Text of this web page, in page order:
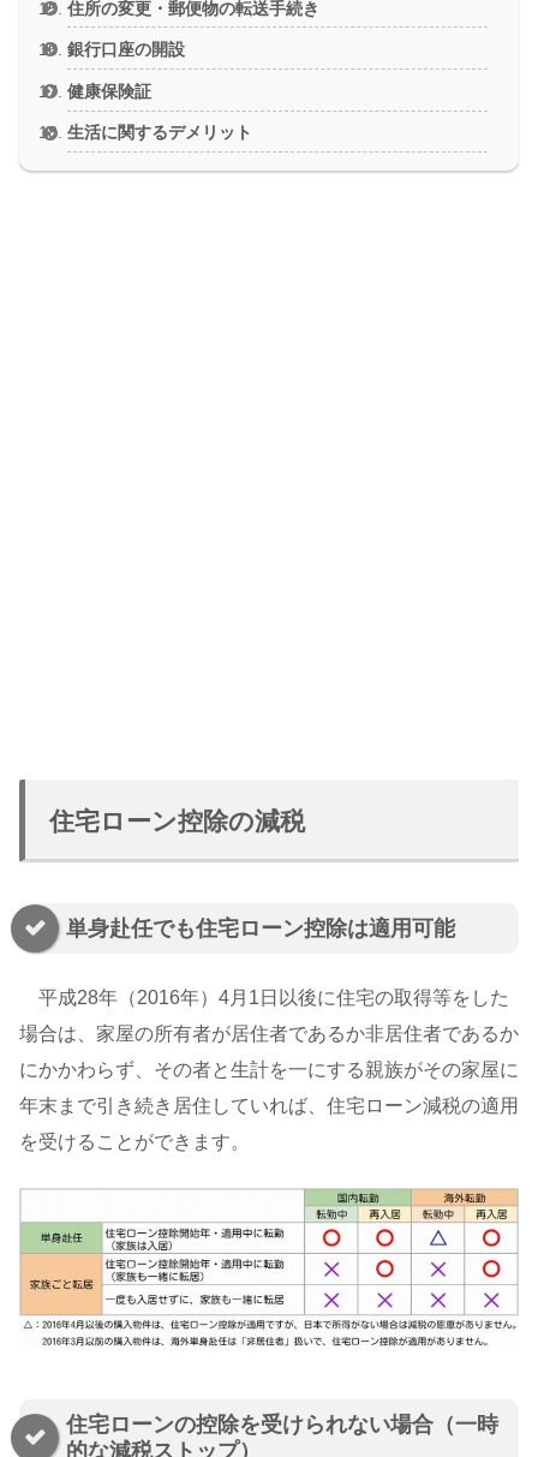
住所の変更・郵便物の転送手続き
銀行口座の開設
健康保険証
生活に関するデメリット
住宅ローン控除の減税
単身赴任でも住宅ローン控除は適用可能
平成28年（2016年）4月1日以後に住宅の取得等をした
場合は、家屋の所有者が居住者であるか非居住者であるか
にかかわらず、その者と生計を一にする親族がその家屋に
年末まで引き続き居住していれば、住宅ローン減税の適用
を受けることができます。
住宅ローンの控除を受けられない場合（一時
的な減税ストップ）